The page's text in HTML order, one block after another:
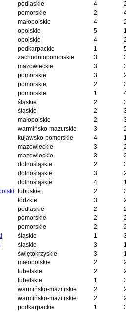
podlaskie 4
pomorskie 2
małopolskie 4
opolskie 5
opolskie 4
podkarpackie 1
zachodniopomorskie 3
mazowieckie 3
pomorskie 3
pomorskie 2
pomorskie 1
śląskie 2
śląskie 2
małopolskie 2
warmińsko-mazurskie 3
kujawsko-pomorskie 4
mazowieckie 3
mazowieckie 3
dolnośląskie 2
dolnośląskie 3
dolnośląskie 4
lubuskie 2
łódzkie 3
podlaskie 2
pomorskie 2
pomorskie 2
śląskie 1
śląskie 3
świętokrzyskie 3
małopolskie 2
lubelskie 2
lubelskie 1
warmińsko-mazurskie 2
warmińsko-mazurskie 2
podkarpackie 1